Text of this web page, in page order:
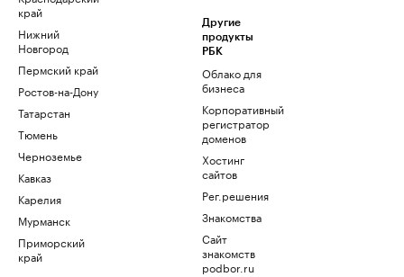
край
Нижний
Новгород
Пермский край
Ростов-на-Дону
Татарстан
Тюмень
Черноземье
Кавказ
Карелия
Мурманск
Приморский
край
Другие
продукты
РБК
Облако для
бизнеса
Корпоративный
регистратор
доменов
Хостинг
сайтов
Рег.решения
Знакомства
Сайт
знакомств
podbor.ru